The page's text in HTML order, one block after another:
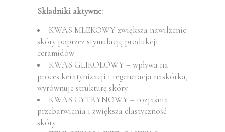
Składniki aktywne:
KWAS MLEKOWY zwiększa nawilżenie
skóry poprzez stymulację produkcji
ceramidów
KWAS GLIKOLOWY – wpływa na
proces keratynizacji i regeneracja naskórka,
wyrównuje strukturę skóry
KWAS CYTRYNOWY – rozjaśnia
przebarwienia i zwiększa elastyczność
skóry.